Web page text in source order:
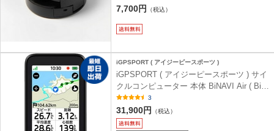
ック
7,700円 （税込）
iGPSPORT ( アイジーピースポーツ )
iGPSPORT ( アイジーピースポーツ ) サイ
クルコンピューター 本体 BiNAVI Air ( Biナ
ビ エアー ) ブラック
3
31,900円 （税込）